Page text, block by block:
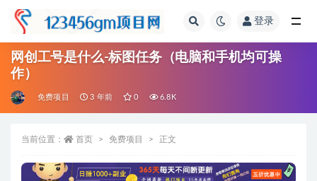
登录
网创工号是什么-标图任务（电脑和手机均可操
作）
免费项目 3 年前 0 6.8K
当前位置： 首页 免费项目 正文